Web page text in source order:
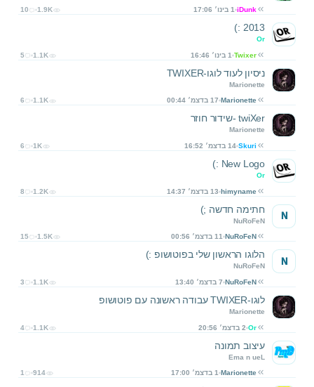
iDunk 1 בינו׳ 17:06 10 1.9K
2013 :)
Or
Twixer 1 בינו׳ 16:46 5 1.1K
ניסיון לעוד לוגו-TWIXER
Marionette
Marionette 17 בדצמ׳ 00:44 6 1.1K
twiXer -שידור חוזר
Marionette
Skuri 14 בדצמ׳ 16:52 6 1K
New Logo :)
Or
himyname 13 בדצמ׳ 14:37 8 1.2K
חתימה חדשה ;)
NuRoFeN
NuRoFeN 11 בדצמ׳ 00:56 15 1.5K
N
הלוגו הראשון שלי בפוטושופ :)
NuRoFeN
NuRoFeN 7 בדצמ׳ 13:40 3 1.1K
N
לוגו-TWIXER עבודה ראשונה עם פוטושופ
Marionette
Or 2 בדצמ׳ 20:56 4 1.1K
עיצוב תמונה
Ema n ueL
Marionette 1 בדצמ׳ 17:00 1 914